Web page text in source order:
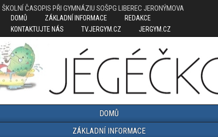
ŠKOLNÍ ČASOPIS PŘI GYMNÁZIU SOŠPG LIBEREC JERONÝMOVA
DOMŮ ZÁKLADNÍ INFORMACE
REDAKCE
KONTAKTUJTE NÁS
TV.JERGYM.CZ JERGYM.CZ
DOMŮ
ZÁKLADNÍ INFORMACE